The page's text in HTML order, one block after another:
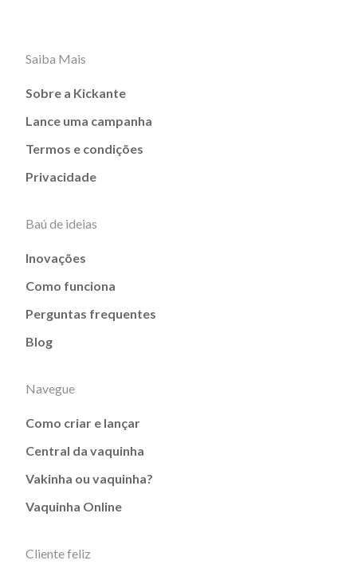
Saiba Mais
Sobre a Kickante
Lance uma campanha
Termos e condições
Privacidade
Baú de ideias
Inovações
Como funciona
Perguntas frequentes
Blog
Navegue
Como criar e lançar
Central da vaquinha
Vakinha ou vaquinha?
Vaquinha Online
Cliente feliz